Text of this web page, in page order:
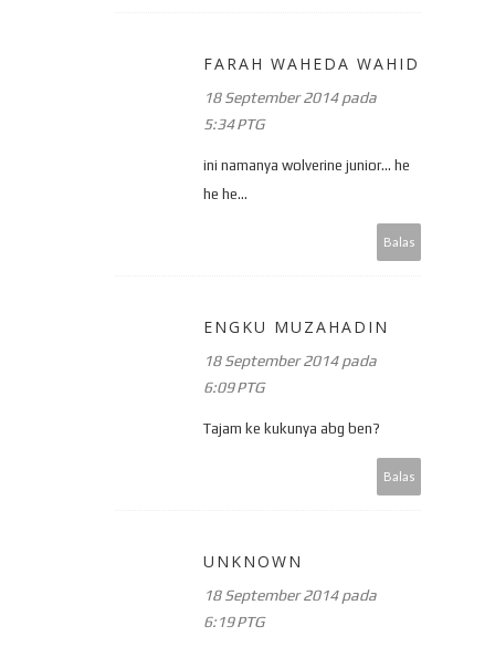
FARAH WAHEDA WAHID
18 September 2014 pada
5:34 PTG
ini namanya wolverine junior... he
he he...
Balas
ENGKU MUZAHADIN
18 September 2014 pada
6:09 PTG
Tajam ke kukunya abg ben?
Balas
UNKNOWN
18 September 2014 pada
6:19 PTG